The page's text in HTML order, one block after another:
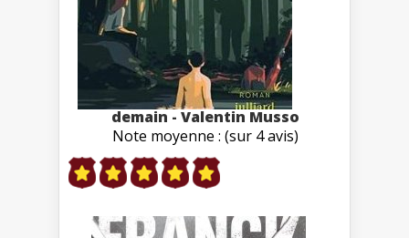
demain - Valentin Musso
Note moyenne : (sur 4 avis)